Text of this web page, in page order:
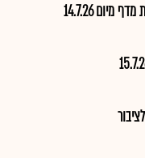
14.7.26